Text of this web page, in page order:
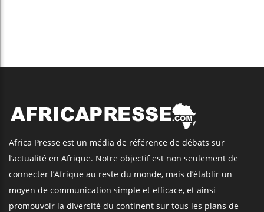
Africa Presse est un média de référence de débats sur
l’actualité en Afrique. Notre objectif est non seulement de
connecter l’Afrique au reste du monde, mais d’établir un
moyen de communication simple et efficace, et ainsi
promouvoir la diversité du continent sur tous les plans de